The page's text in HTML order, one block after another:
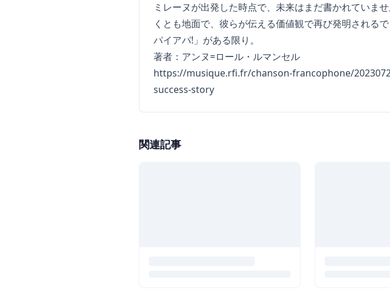
ミレーヌが出発した時点で、未来はまだ書かれていま
くとも地面で、彼らが伝える価値観で再び発明される
パイアパ!」がある限り。
著者：アンヌ=ロール・ルマンセル
https://musique.rfi.fr/chanson-francophone/
success-story
関連記事